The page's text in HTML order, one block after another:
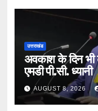
उत्तराखंड
अवकाश के दिन भी
एमडी पी.सी. ध्यानी
AUGUST 8, 2026